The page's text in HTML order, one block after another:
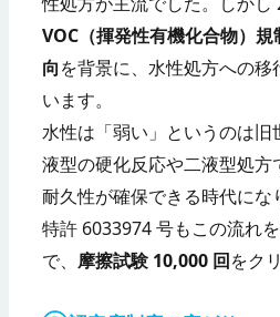
VOC（揮発性有機化合物）規
向を背景に、水性処方への
います。
水性は「弱い」というのは
液型の硬化反応や二液型処方
耐久性が確保できる時代に
特許 6033974 号もこの流れ
で、 摩擦試験 10,000 回をク